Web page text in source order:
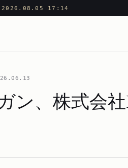
2026.08.05 17:14
ン、株式会